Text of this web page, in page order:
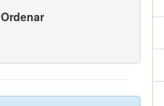
Ordenar